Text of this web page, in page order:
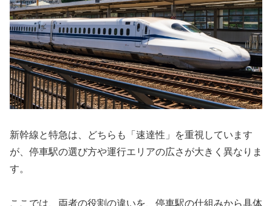
新幹線と特急は、どちらも「速達性」を重視しています
が、停車駅の選び方や運行エリアの広さが大きく異なりま
す。
ここでは、両者の役割の違いを、停車駅の仕組みから具体